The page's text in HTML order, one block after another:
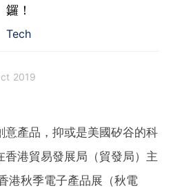
鑼！
Tech
2019
歡訪談創業者，聆聽他們的創業故
意產品，抑或是美國矽谷的科
港貿易發展局（貿發局）主
港秋季電子產品展（秋電